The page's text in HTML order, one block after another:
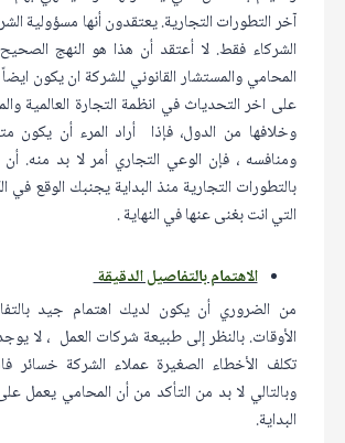
آخر التطورات التجارية. يعتقدون أنها مسؤولية
الشركاء فقط. لا أعتقد أن هذا هو النهج
المحامي والمستشار القانوني للشركة ان يكون
على اخر التحدياث في انظمة التجارة العالمية
وخلافها من الدول، فإذا أراد المرء أن يكون
ومنافسه ، فإن الوعي التجاري أمر لا بد منه.
بالتطورات التجارية منذ البداية يجنبك الوقع في
التي انت بغنى عنها في النهاية .
الاهتمام بالتفاصيل الدقيقة
من الضروري أن يكون لديك اهتمام جيد
الأوقات. بالنظر إلى طبيعة شركات العمل ، لا
تكلف الأخطاء الصغيرة عملاء الشركة خسائر
وبالتالي لا بد من التأكد من أن المحامي يعمل
البداية.